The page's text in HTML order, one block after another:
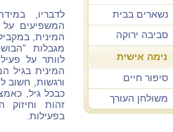
נשארים בבית
סביבה ירוקה
נימה אישית
סיפור חיים
משולחן העורך
לדבריו,
המשפיעים על
המינית,
מגבלות
לוותר על
המינית בגיל
ורגשות, חשוב
כבכל גיל,
זהות וחיזוק
בפעילות.